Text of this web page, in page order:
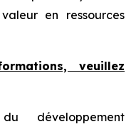
en ressources
veuillez
développement